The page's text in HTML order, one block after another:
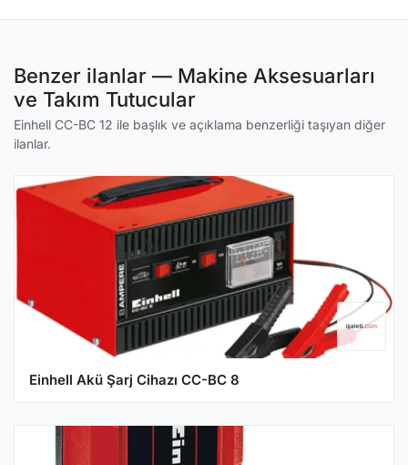
Benzer ilanlar — Makine Aksesuarları
ve Takım Tutucular
Einhell CC-BC 12 ile başlık ve açıklama benzerliği taşıyan diğer
ilanlar.
Einhell Akü Şarj Cihazı CC-BC 8